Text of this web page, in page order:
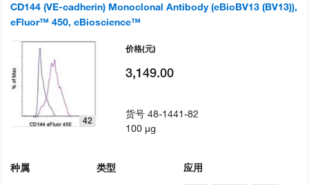
CD144 (VE-cadherin) Monoclonal Antibody (eBioBV13 (BV13)),
eFluor™ 450, eBioscience™
42
种属
类型
应用
价格(元)
3,149.00
货号48-1441-82
100 µg